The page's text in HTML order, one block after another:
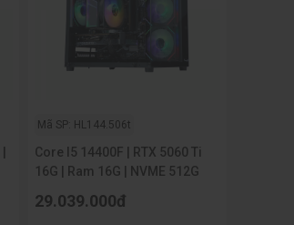
Mã SP: HL144.506t
Core I5 14400F | RTX 5060 Ti
16G | Ram 16G | NVME 512G
29.039.000đ